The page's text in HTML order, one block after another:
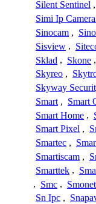
Silent Sentinel ,
Simi Ip
Sinocam ,
Sisview ,
Sklad , Skone ,
Skyreo ,
Skyway
Smart , Smart
Smart Home ,
Smart Pixel ,
Smartec ,
Smartiscam ,
Smarttek ,
, Smc , Smonet
Sn Ipc ,